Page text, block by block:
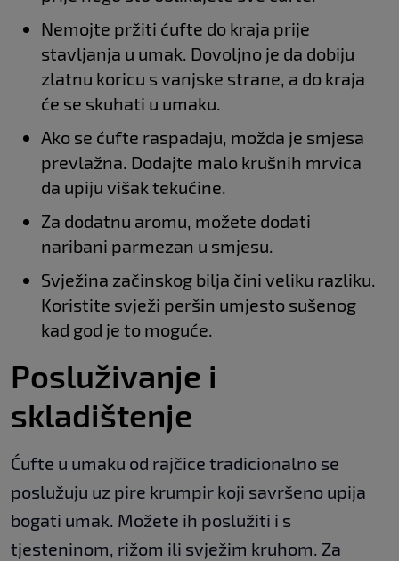
Nemojte pržiti ćufte do kraja prije
stavljanja u umak. Dovoljno je da dobiju
zlatnu koricu s vanjske strane, a do kraja
će se skuhati u umaku.
Ako se ćufte raspadaju, možda je smjesa
prevlažna. Dodajte malo krušnih mrvica
da upiju višak tekućine.
Za dodatnu aromu, možete dodati
naribani parmezan u smjesu.
Svježina začinskog bilja čini veliku razliku.
Koristite svježi peršin umjesto sušenog
kad god je to moguće.
Posluživanje i
skladištenje
Ćufte u umaku od rajčice tradicionalno se
poslužuju uz pire krumpir koji savršeno upija
bogati umak. Možete ih poslužiti i s
tjesteninom, rižom ili svježim kruhom. Za